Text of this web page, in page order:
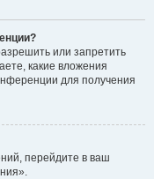
или запретить
какие вложения
для получения
перейдите в ваш